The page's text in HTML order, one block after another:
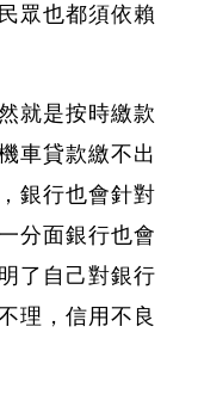
眾也都須依賴
就是按時繳款
車貸款繳不出
銀行也會針對
分面銀行也會
了自己對銀行
理，信用不良